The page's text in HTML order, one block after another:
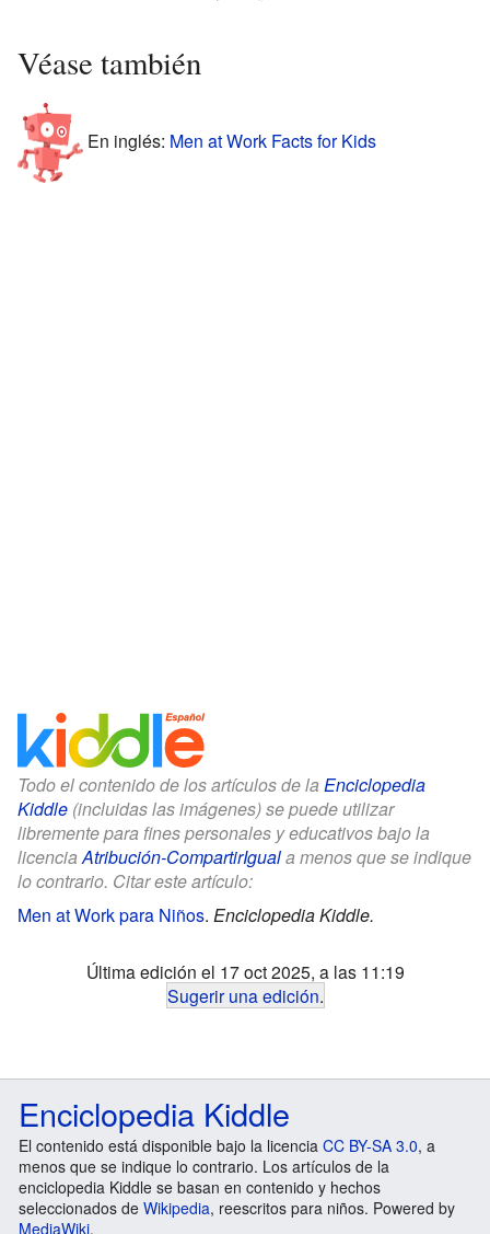
Véase también
En inglés: Men at Work Facts for Kids
Todo el contenido de los artículos de la Enciclopedia
Kiddle (incluidas las imágenes) se puede utilizar
libremente para fines personales y educativos bajo la
licencia Atribución-CompartirIguala menos que se indique
lo contrario. Citar este artículo:
Men at Work para Niños. Enciclopedia Kiddle.
Última edición el 17 oct 2025, a las 11:19
Sugerir una edición.
Enciclopedia Kiddle
El contenido está disponible bajo la licencia CC BY-SA 3.0, a
menos que se indique lo contrario. Los artículos de la
enciclopedia Kiddle se basan en contenido y hechos
seleccionados de Wikipedia, reescritos para niños. Powered by
MediaWiki.